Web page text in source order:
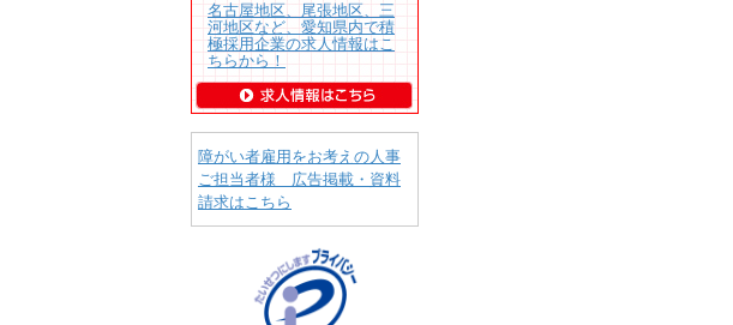
名古屋地区、尾張地区、三
河地区など、愛知県内で積
極採用企業の求人情報はこ
ちらから！
障がい者雇用をお考えの人事
ご担当者様 広告掲載・資料
請求はこちら